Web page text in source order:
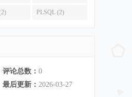
PLSQL (2)
评论总数： 0
最后更新： 2026-03-27